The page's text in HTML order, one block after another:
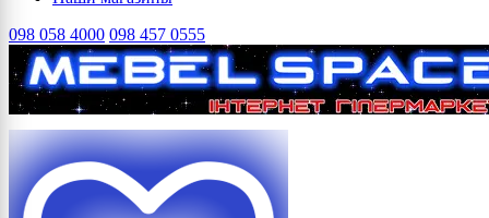
098 058 4000 098 457 0555